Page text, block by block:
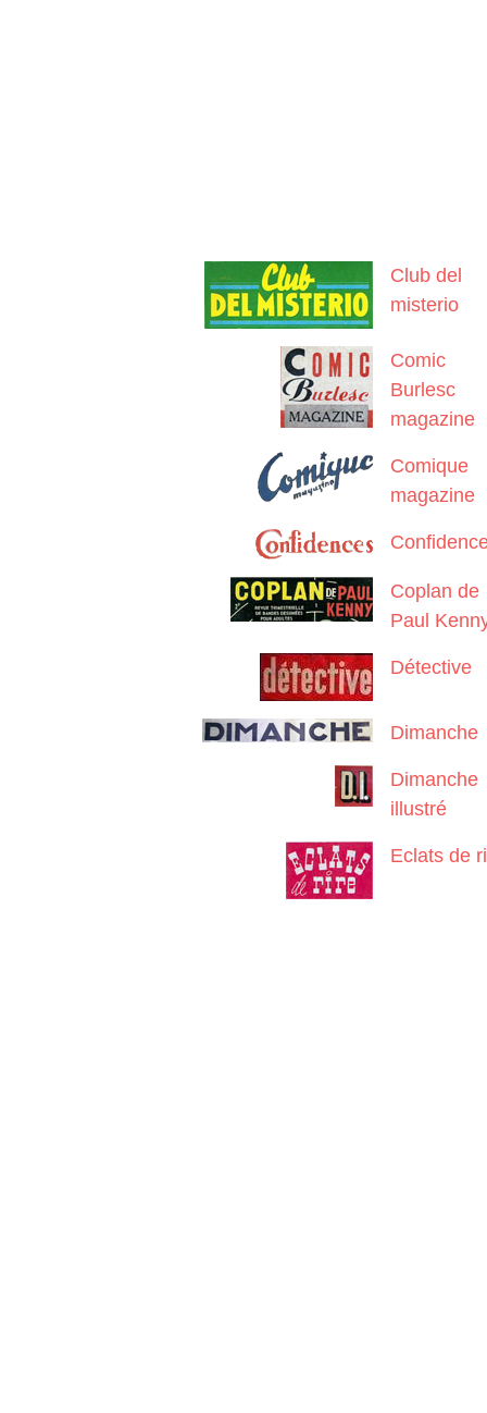
Club del
misterio
Comic
Burlesc
magazine
Comique
magazine
Coplan de
Paul
Détective
Dimanche
Dimanche
illustré
Eclats de